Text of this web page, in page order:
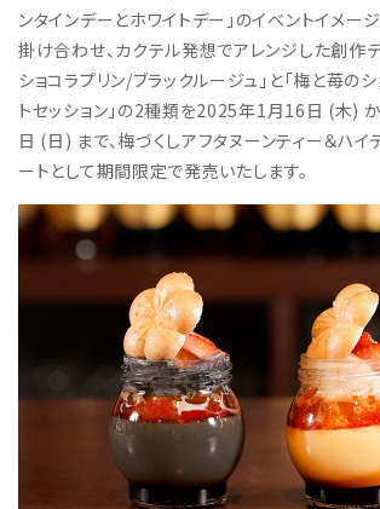
ンタインデーとホワイトデー」のイベントイメージ
掛け合わせ、カクテル発想でアレンジした創作
ショコラプリン/ブラックルージュ」と「梅と苺の
トセッション」の2種類を2025年1月16日 (木)
日 (日) まで、梅づくしアフタヌーンティー＆ハイ
ートとして期間限定で発売いたします。